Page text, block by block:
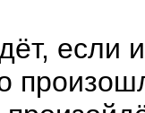
если